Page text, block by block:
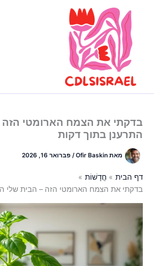
בדקתי את הצמח הארומטי הזה
התרענן בתוך דקות
מאתOfir Baskin
/פברואר 16, 2026
דף הבית
חֲדָשׁוֹת
בדקתי את הצמח הארומטי הזה – הבית שלי